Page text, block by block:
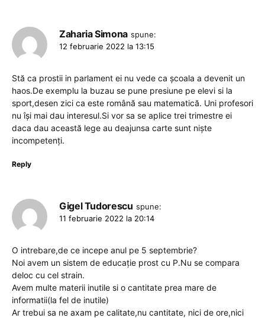
Zaharia Simona spune:
12 februarie 2022 la 13:15
Stă ca prostii in parlament ei nu vede ca școala a devenit un
haos.De exemplu la buzau se pune presiune pe elevi si la
sport,desen zici ca este română sau matematică. Uni profesori
nu își mai dau interesul.Si vor sa se aplice trei trimestre ei
daca dau această lege au deajunsa carte sunt niște
incompetenți.
Reply
Gigel Tudorescu spune:
11 februarie 2022 la 20:14
O intrebare,de ce incepe anul pe 5 septembrie?
Noi avem un sistem de educație prost cu P.Nu se compara
deloc cu cel strain.
Avem multe materii inutile si o cantitate prea mare de
informatii(la fel de inutile)
Ar trebui sa ne axam pe calitate,nu cantitate, nici de ore,nici